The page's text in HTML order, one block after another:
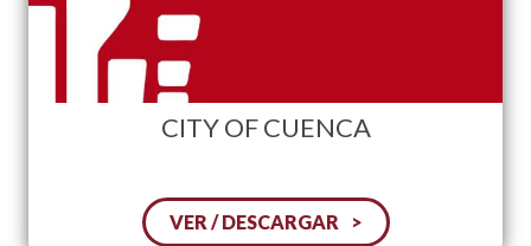
CITY OF CUENCA
VER / DESCARGAR